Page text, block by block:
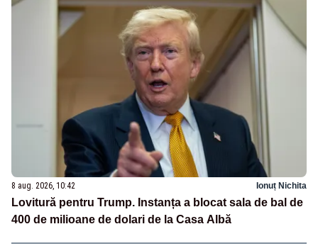
8 aug. 2026, 10:42 Ionuț Nichita
Lovitură pentru Trump. Instanța a blocat sala de bal de
400 de milioane de dolari de la Casa Albă